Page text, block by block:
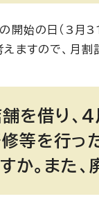
始の日（3月
ますので、月割
借り、4
等を行っ
か。また